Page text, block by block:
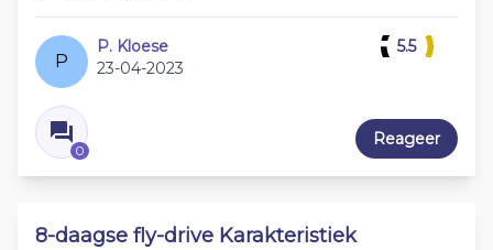
P
P. Kloese
23-04-2023
0
5.5
Reageer
8-daagse fly-drive Karakteristiek